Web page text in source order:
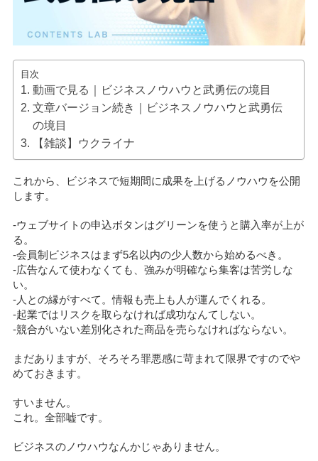
目次
動画で見る｜ビジネスノウハウと武勇伝の境目
文章バージョン続き｜ビジネスノウハウと武勇伝
の境目
【雑談】ウクライナ
これから、ビジネスで短期間に成果を上げるノウハウを公開
します。
-ウェブサイトの申込ボタンはグリーンを使うと購入率が上が
る。
-会員制ビジネスはまず5名以内の少人数から始めるべき。
-広告なんて使わなくても、強みが明確なら集客は苦労しな
い。
-人との縁がすべて。情報も売上も人が運んでくれる。
-起業ではリスクを取らなければ成功なんてしない。
-競合がいない差別化された商品を売らなければならない。
まだありますが、そろそろ罪悪感に苛まれて限界ですのでや
めておきます。
すいません。
これ。全部嘘です。
ビジネスのノウハウなんかじゃありません。